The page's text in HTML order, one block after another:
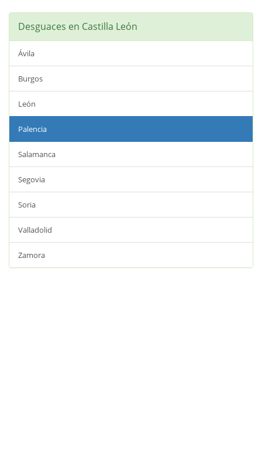
Desguaces en Castilla León
Ávila
Burgos
León
Palencia
Salamanca
Segovia
Soria
Valladolid
Zamora